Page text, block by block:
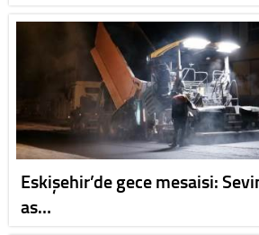
Eskişehir’de gece mesaisi:
as…